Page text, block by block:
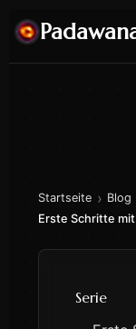
Startseite › Blog
Erste Schritte
Serie